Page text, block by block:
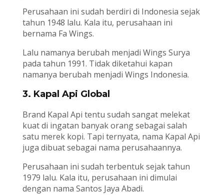
Perusahaan ini sudah berdiri di Indonesia sejak
tahun 1948 lalu. Kala itu, perusahaan ini
bernama Fa Wings.
Lalu namanya berubah menjadi Wings Surya
pada tahun 1991. Tidak diketahui kapan
namanya berubah menjadi Wings Indonesia.
3. Kapal Api Global
Brand Kapal Api tentu sudah sangat melekat
kuat di ingatan banyak orang sebagai salah
satu merek kopi. Tapi ternyata, nama Kapal Api
juga dibuat sebagai nama perusahaannya.
Perusahaan ini sudah terbentuk sejak tahun
1979 lalu. Kala itu, perusahaan ini dimulai
dengan nama Santos Jaya Abadi.